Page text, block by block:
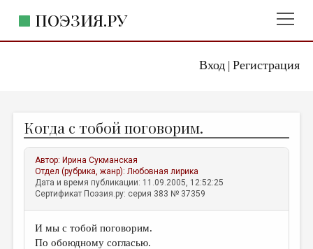
Вход| Регистрация
ПОЭЗИЯ.РУ
ЖАНРЫ
АВТОРЫ
КОММЕНТАРИИ
ЛИТСАЛОН
НОВОСТИ
Когда с тобой поговорим.
Автор: Ирина Сукманская
Отдел (рубрика, жанр):Любовная лирика
Дата и время публикации: 11.09.2005, 12:52:25
Сертификат Поэзия.ру: серия 383 № 37359
И мы с тобой поговорим.
По обоюдному согласью.